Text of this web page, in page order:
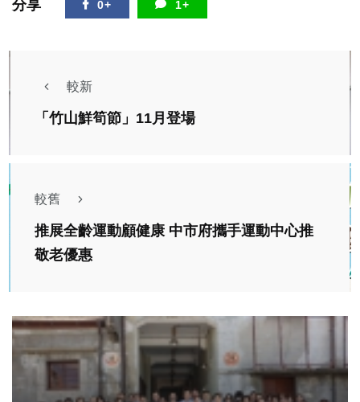
分享 0+ 1+
較新
「竹山鮮筍節」11月登場
較舊
推展全齡運動顧健康 中市府攜手運動中心推
敬老優惠